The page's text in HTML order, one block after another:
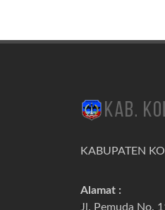
KABUPATEN
Alamat :
Jl. Pemuda No.